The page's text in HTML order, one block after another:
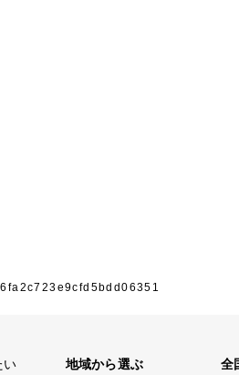
い 地域から選ぶ 全